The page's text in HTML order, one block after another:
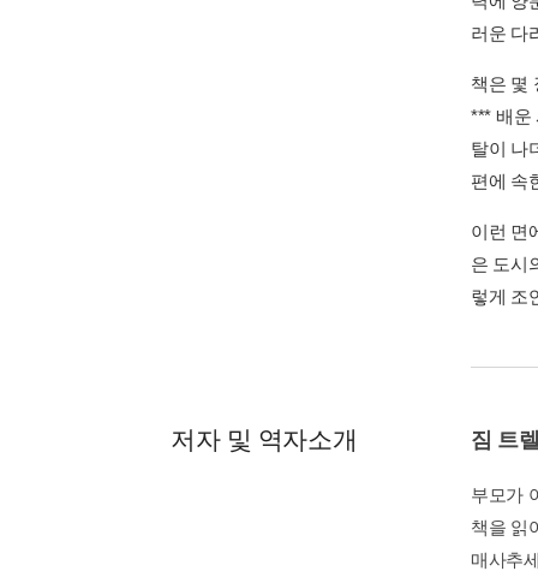
러운 다
책은 몇
*** 배운
탈이 나
편에 속
이런 면
은 도시
렇게 조
저자 및 역자소개 짐 트
부모가
책을 읽
매사추